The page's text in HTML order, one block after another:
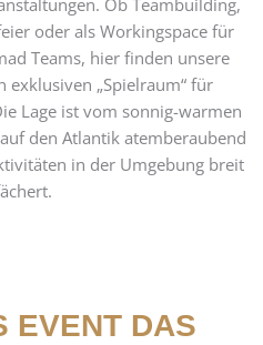
Ob Teambuilding,
oder als Workingspace für
Teams, hier finden unsere
exklusiven „Spielraum“ für
Lage ist vom sonnig-warmen
den Atlantik atemberaubend
in der Umgebung breit
EVENT DAS